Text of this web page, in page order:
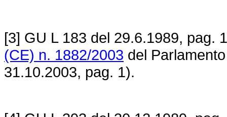
[3] GU L 183 del 29.6.1989, pag.
(CE) n. 1882/2003 del
31.10.2003, pag. 1).